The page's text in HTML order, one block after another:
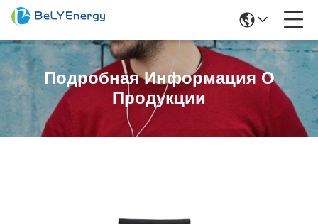
Подробная Информация О
Продукции